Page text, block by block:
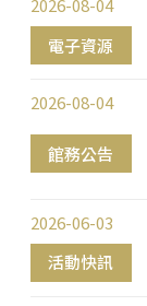
電子資源
2026-08-04
館務公告
2026-08-04
活動快訊
2026-06-03